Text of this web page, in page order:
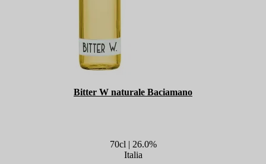
Bitter W naturale Baciamano
70cl | 26.0%
Italia